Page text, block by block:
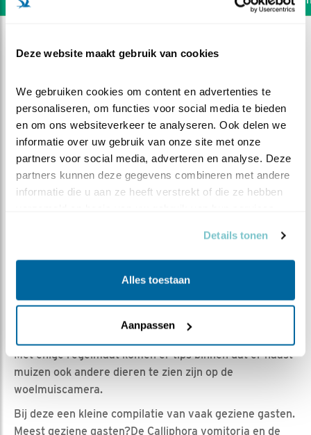
Deze website maakt gebruik van cookies
We gebruiken cookies om content en advertenties te
personaliseren, om functies voor social media te bieden
en om ons websiteverkeer te analyseren. Ook delen we
informatie over uw gebruik van onze site met onze
partners voor social media, adverteren en analyse. Deze
partners kunnen deze gegevens combineren met andere
informatie die u aan ze heeft verstrekt of die ze hebben
Details tonen
Alles toestaan
Aanpassen
Gasten van de woelmuis
Bewaar dit filmpje|
212x
Met enige regelmaat komen er tips binnen dat er naast
muizen ook andere dieren te zien zijn op de
woelmuiscamera.
Bij deze een kleine compilatie van vaak geziene gasten.
Meest geziene gasten?De Calliphora vomitoria en de